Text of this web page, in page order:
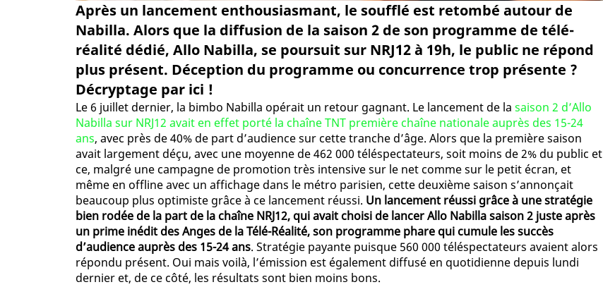
Après un lancement enthousiasmant, le soufflé est retombé autour de
Nabilla. Alors que la diffusion de la saison 2 de son programme de télé-
réalité dédié, Allo Nabilla, se poursuit sur NRJ12 à 19h, le public ne répond
plus présent. Déception du programme ou concurrence trop présente ?
Décryptage par ici !
Le 6 juillet dernier, la bimbo Nabilla opérait un retour gagnant. Le lancement de la saison 2 d’Allo
Nabilla sur NRJ12 avait en effet porté la chaîne TNT première chaîne nationale auprès des 15-24
ans, avec près de 40% de part d’audience sur cette tranche d’âge. Alors que la première saison
avait largement déçu, avec une moyenne de 462 000 téléspectateurs, soit moins de 2% du public et
ce, malgré une campagne de promotion très intensive sur le net comme sur le petit écran, et
même en offline avec un affichage dans le métro parisien, cette deuxième saison s’annonçait
beaucoup plus optimiste grâce à ce lancement réussi. Un lancement réussi grâce à une stratégie
bien rodée de la part de la chaîne NRJ12, qui avait choisi de lancer Allo Nabilla saison 2 juste après
un prime inédit des Anges de la Télé-Réalité, son programme phare qui cumule les succès
d’audience auprès des 15-24 ans. Stratégie payante puisque 560 000 téléspectateurs avaient alors
répondu présent. Oui mais voilà, l’émission est également diffusé en quotidienne depuis lundi
dernier et, de ce côté, les résultats sont bien moins bons.